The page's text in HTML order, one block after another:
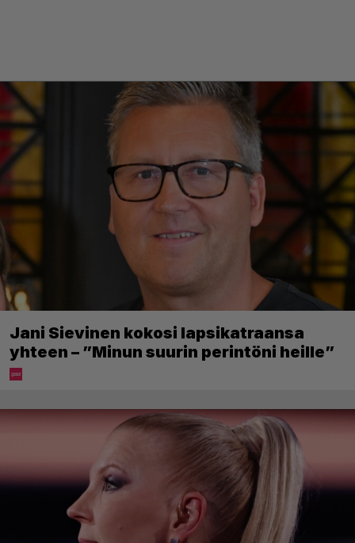
Jani Sievinen kokosi lapsikatraansa
yhteen – ”Minun suurin perintöni heille”